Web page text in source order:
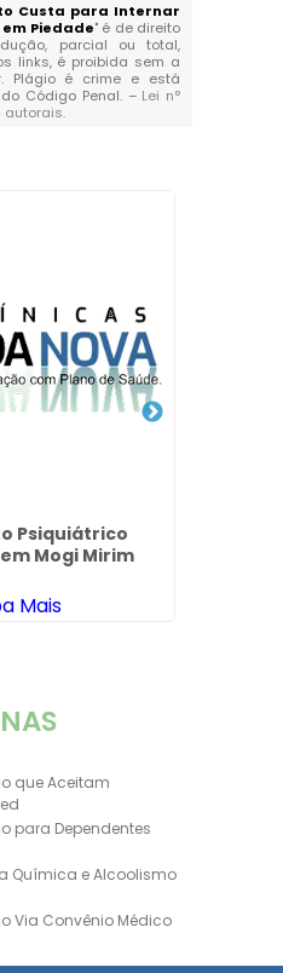
Custa para Internar
Piedade" é de direito
parcial ou total,
links, é proibida sem a
Plágio é crime e está
Código Penal. – Lei n°
autorais.
Psiquiátrico
Mogi Mirim
Mais
que Aceitam
para Dependentes
Química e Alcoolismo
Via Convênio Médico